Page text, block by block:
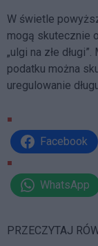
W świetle
mogą skutecznie
„ulgi na złe
podatku można
uregulowanie
Facebook
WhatsApp
PRZECZYTAJ